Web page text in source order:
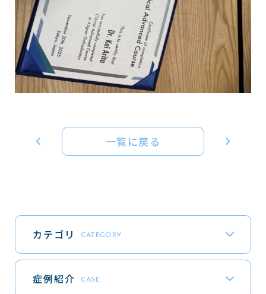
カテゴリ CATEGORY
症例紹介 CASE
一覧に戻る